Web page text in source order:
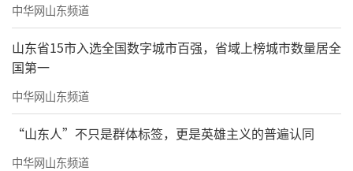
中华网山东频道
山东省15市入选全国数字城市百强，省域上榜城市数量居全
国第一
中华网山东频道
“山东人”不只是群体标签，更是英雄主义的普遍认同
中华网山东频道